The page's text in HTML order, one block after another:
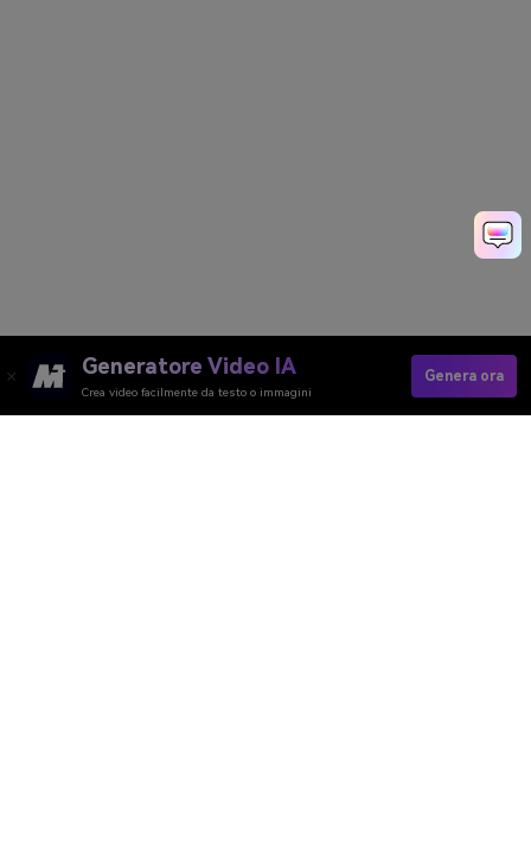
Generatore Video IA
Crea video facilmente da testo o immagini
Genera ora